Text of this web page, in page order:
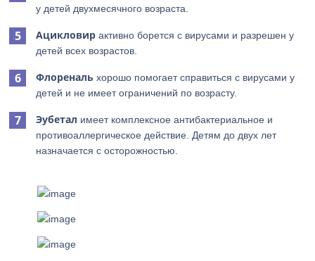
у детей двухмесячного возраста.
Ацикловир активно борется с вирусами и разрешен у
детей всех возрастов.
Флореналь хорошо помогает справиться с вирусами у
детей и не имеет ограничений по возрасту.
Эубетал имеет комплексное антибактериальное и
противоаллергическое действие. Детям до двух лет
назначается с осторожностью.